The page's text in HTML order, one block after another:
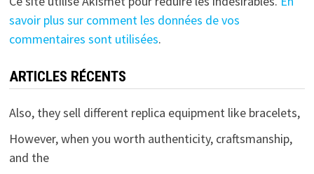
savoir plus sur comment les données de vos
commentaires sont utilisées.
ARTICLES RÉCENTS
Also, they sell different replica equipment like bracelets,
However, when you worth authenticity, craftsmanship,
and the